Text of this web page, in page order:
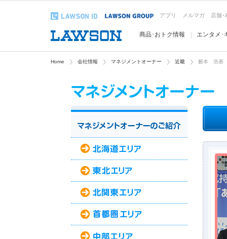
アプリ メルマガ 店舗･
商品･おトク情報 エンタメ･
Home 会社情報 マネジメントオーナー 近畿 籔本 浩基